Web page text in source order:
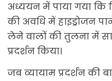
अध्ययन में पाया गया कि
की अवधि में हाइड्रोजन
लेने वालों की तुलना में
प्रदर्शन किया।
जब व्यायाम प्रदर्शन की